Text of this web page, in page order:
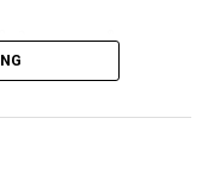
സരീന
നേടിയ